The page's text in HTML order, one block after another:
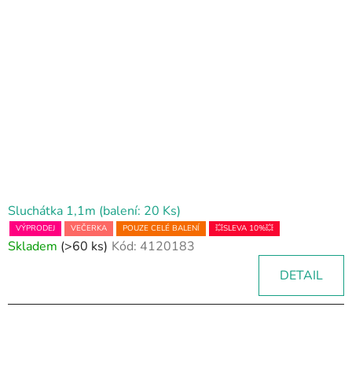
Sluchátka 1,1m (balení: 20 Ks)
VÝPRODEJ VEČERKA POUZE CELÉ BALENÍ 💥SLEVA 10%💥
Skladem (>60 ks) Kód: 4120183
DETAIL